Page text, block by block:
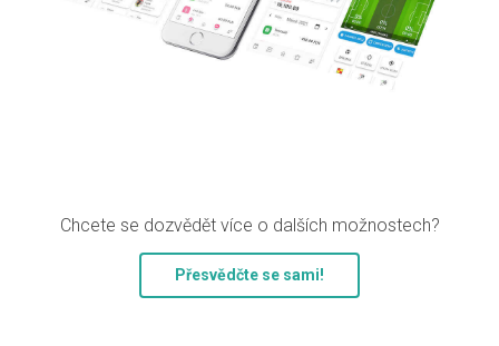
Chcete se dozvědět více o dalších možnostech?
Přesvědčte se sami!